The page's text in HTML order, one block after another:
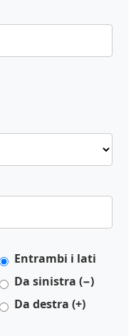
Entrambi i lati
Da sinistra (−)
Da destra (+)